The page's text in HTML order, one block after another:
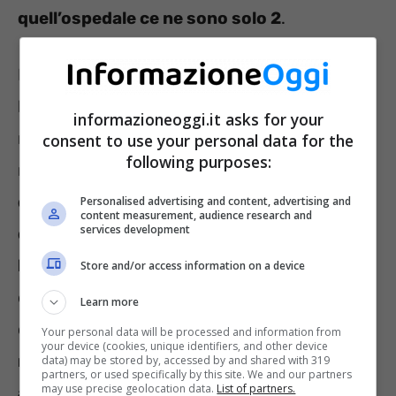
quell’ospedale ce ne sono solo 2.
La donna ha dovuto attendere che si
liberasse un posto poiché, positiva al Covid,
non ha potuto ricevere assistenza negli altri
reparti.
Per ben 2 giorni ha vissuto chiusa
dentro all’ambulanza, in condizioni di
disagio fisico e psicologico che possiamo
ben immaginare. Gli operatori del 118 hanno
dato tutto il supporto possibile, alternandosi
coi turni. Ma la donnaha dovuto riposare,
mangiare ed espletare i suoi bisogni
informazioneoggi.it asks for your
consent to use your personal data for the
following purposes:
Personalised advertising and content, advertising and
content measurement, audience research and
services development
Store and/or access information on a device
Learn more
Your personal data will be processed and information from
your device (cookies, unique identifiers, and other device
data) may be stored by, accessed by and shared with 319
partners, or used specifically by this site. We and our partners
may use precise geolocation data. List of partners.